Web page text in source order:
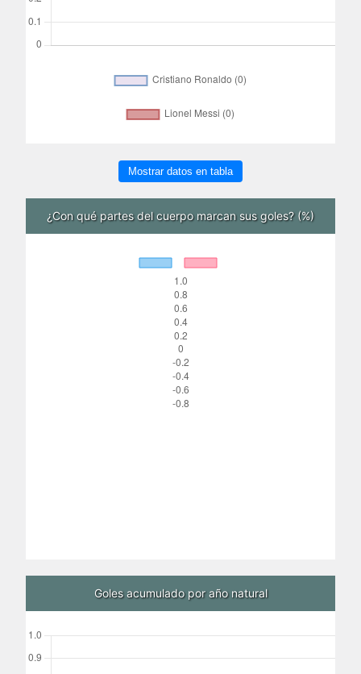
Mostrar datos en tabla
¿Con qué partes del cuerpo marcan sus goles? (%)
Goles acumulado por año natural